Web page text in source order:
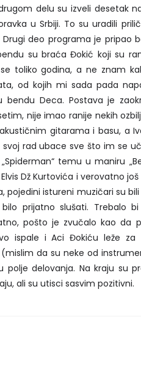
delu su izveli desetak
u Srbiji. To su uradili
Drugi deo programa je pripao
su braća Đokić koji su
toliko godina, a ne znam
od kojih mi sada pada
Deca. Postava je
nije imao ranije nekih
gitarama i basu, a
svoj rad ubace sve što im se
temu u maniru
Dž Kurtovića i verovatno
pojedini istureni muzičari su
prijatno slušati. Trebalo
pošto je zvučalo kao da
ispale i Aci Đokiću leže
da su neke od
polje delovanja. Na kraju su
ali su utisci sasvim pozitivni.